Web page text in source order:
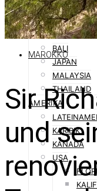
SAUDI-
ASIEN
BALI
JAPAN
MALAYSIA
THAILAND
AMERIKA
KARIBIK
KANADA
USA
MAROKKO
Sir
und